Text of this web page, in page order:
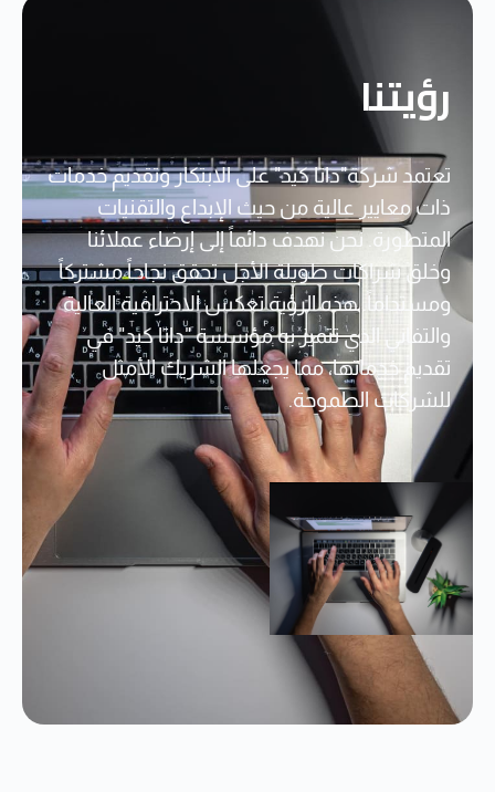
رؤيتنا
تعتمد شركة"داتا كيد" على الابتكار وتقديم خدمات
ذات معايير عالية من حيث الإبداع والتقنيات
المتطورة. نحن نهدف دائماً إلى إرضاء عملائنا
وخلق شراكات طويلة الأجل تحقق نجاحاً مشتركاً
ومستداماً. هذه الرؤية تعكس الاحترافية العالية
والتفاني الذي تتميز به مؤسسة "داتا كيد" في
تقديم خدماتها، مما يجعلها الشريك الأمثل
للشركات الطموحة.